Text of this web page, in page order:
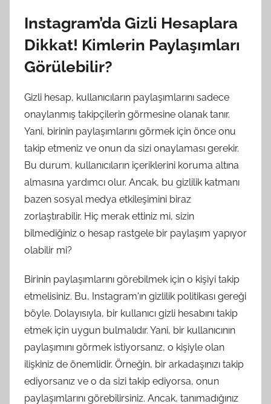
Instagram’da Gizli Hesaplara
Dikkat! Kimlerin Paylaşımları
Görülebilir?
Gizli hesap, kullanıcıların paylaşımlarını sadece
onaylanmış takipçilerin görmesine olanak tanır.
Yani, birinin paylaşımlarını görmek için önce onu
takip etmeniz ve onun da sizi onaylaması gerekir.
Bu durum, kullanıcıların içeriklerini koruma altına
almasına yardımcı olur. Ancak, bu gizlilik katmanı
bazen sosyal medya etkileşimini biraz
zorlaştırabilir. Hiç merak ettiniz mi, sizin
bilmediğiniz o hesap rastgele bir paylaşım yapıyor
olabilir mi?
Birinin paylaşımlarını görebilmek için o kişiyi takip
etmelisiniz. Bu, Instagram'ın gizlilik politikası gereği
böyle. Dolayısıyla, bir kullanıcı gizli hesabını takip
etmek için uygun bulmalıdır. Yani, bir kullanıcının
paylaşımını görmek istiyorsanız, o kişiyle olan
ilişkiniz de önemlidir. Örneğin, bir arkadaşınızı takip
ediyorsanız ve o da sizi takip ediyorsa, onun
paylaşımlarını görebilirsiniz. Ancak, tanımadığınız